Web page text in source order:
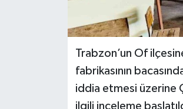
Trabzon’un Of
fabrikasının
iddia etmesi üzerine
ilgili inceleme